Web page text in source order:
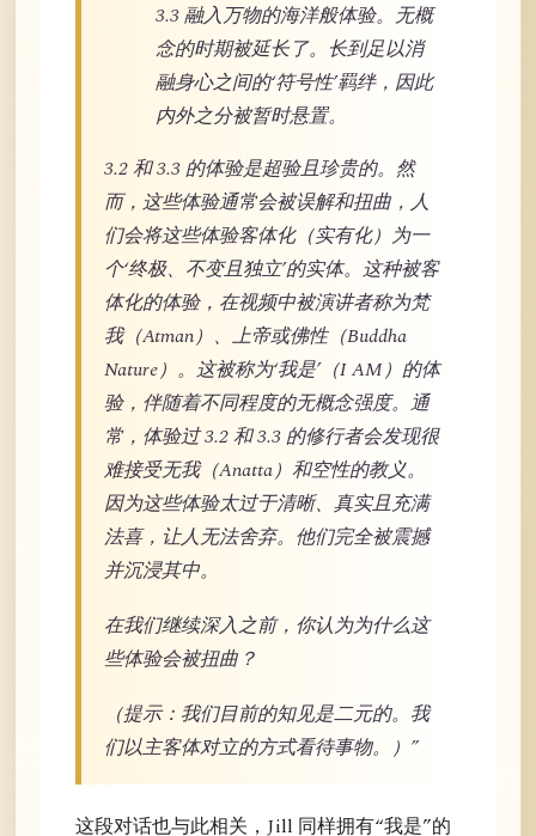
3.3 融入万物的海洋般体验。无概
念的时期被延长了。长到足以消
融身心之间的‘符号性’羁绊，因此
内外之分被暂时悬置。
3.2 和 3.3 的体验是超验且珍贵的。然
而，这些体验通常会被误解和扭曲，人
们会将这些体验客体化（实有化）为一
个‘终极、不变且独立’的实体。这种被客
体化的体验，在视频中被演讲者称为梵
我（Atman）、上帝或佛性（Buddha
Nature）。这被称为‘我是’（I AM）的体
验，伴随着不同程度的无概念强度。通
常，体验过 3.2 和 3.3 的修行者会发现很
难接受无我（Anatta）和空性的教义。
因为这些体验太过于清晰、真实且充满
法喜，让人无法舍弃。他们完全被震撼
并沉浸其中。
在我们继续深入之前，你认为为什么这
些体验会被扭曲？
（提示：我们目前的知见是二元的。我
们以主客体对立的方式看待事物。）”
这段对话也与此相关，Jill 同样拥有“我是”的